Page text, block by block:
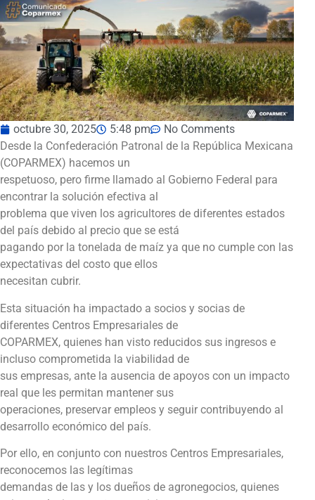
octubre 30, 2025 5:48 pm
No Comments
Desde la Confederación Patronal de la República Mexicana
(COPARMEX) hacemos un
respetuoso, pero firme llamado al Gobierno Federal para
encontrar la solución efectiva al
problema que viven los agricultores de diferentes estados
del país debido al precio que se está
pagando por la tonelada de maíz ya que no cumple con las
expectativas del costo que ellos
necesitan cubrir.
Esta situación ha impactado a socios y socias de
diferentes Centros Empresariales de
COPARMEX, quienes han visto reducidos sus ingresos e
incluso comprometida la viabilidad de
sus empresas, ante la ausencia de apoyos con un impacto
real que les permitan mantener sus
operaciones, preservar empleos y seguir contribuyendo al
desarrollo económico del país.
Por ello, en conjunto con nuestros Centros Empresariales,
reconocemos las legítimas
demandas de las y los dueños de agronegocios, quienes